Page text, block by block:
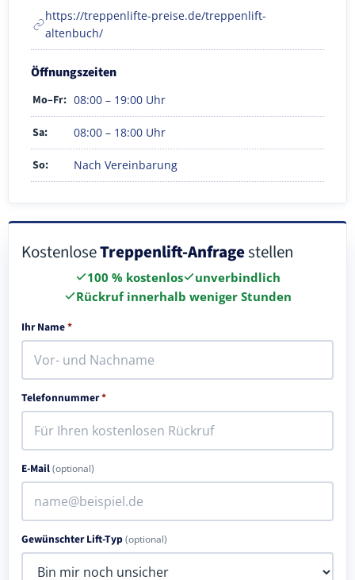
https://treppenlifte-preise.de/treppenlift-
altenbuch/
Öffnungszeiten
Mo–Fr: 08:00 – 19:00 Uhr
Sa: 08:00 – 18:00 Uhr
So: Nach Vereinbarung
KostenloseTreppenlift-Anfragestellen
100 % kostenlos
unverbindlich
Rückruf innerhalb weniger Stunden
Ihr Name*
Telefonnummer*
E-Mail(optional)
Gewünschter Lift-Typ(optional)